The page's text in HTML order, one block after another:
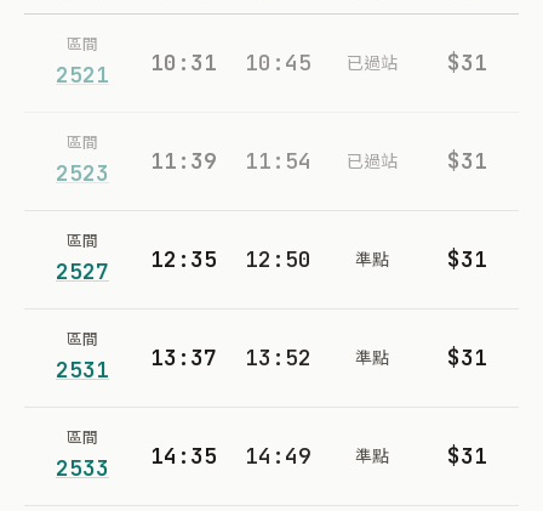
區間
2521 10:31 10:45 已過站 $31
區間
2523 11:39 11:54 已過站 $31
區間
2527 12:35 12:50 準點 $31
區間
2531 13:37 13:52 準點 $31
區間
2533 14:35 14:49 準點 $31